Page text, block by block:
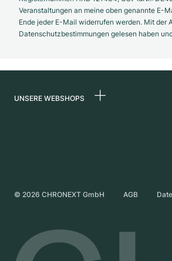
Veranstaltungen an meine oben genannte E-
Ende jeder E-Mail widerrufen werden. Mit der
Datenschutzbestimmungen gelesen haben
UNSERE WEBSHOPS
Vereinigtes Königreich
© 2026 CHRONEXT GmbH AGB